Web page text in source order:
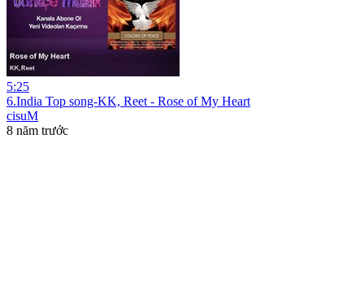
5:25
6.India Top song-KK, Reet - Rose of My Heart
cisuM
8 năm trước